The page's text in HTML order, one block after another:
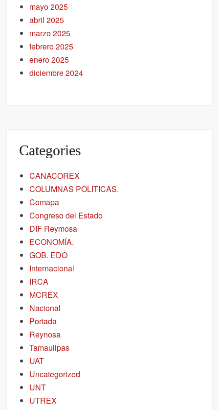
mayo 2025
abril 2025
marzo 2025
febrero 2025
enero 2025
diciembre 2024
Categories
CANACOREX
COLUMNAS POLITICAS.
Comapa
Congreso del Estado
DIF Reymosa
ECONOMÍA.
GOB. EDO
Internacional
IRCA
MCREX
Nacional
Portada
Reynosa
Tamaulipas
UAT
Uncategorized
UNT
UTREX